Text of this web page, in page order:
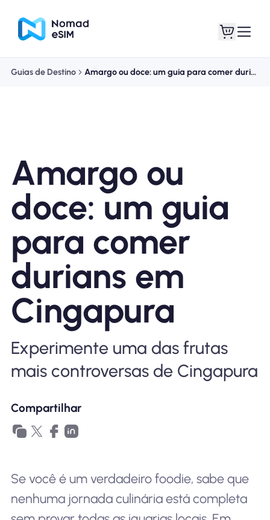
Planos de loja
Por que Nomad eSIM
Usando um eSIM
Guias de Destino Amargo ou doce: um guia para comer durians em Cingapura
Amargo ou
doce: um guia
para comer
durians em
Cingapura
Experimente uma das frutas
mais controversas de Cingapura
Compartilhar
Se você é um verdadeiro foodie, sabe que
nenhuma jornada culinária está completa